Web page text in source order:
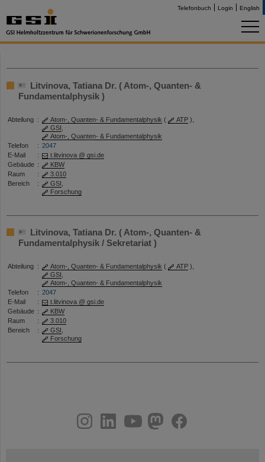
Telefonbuch Login English
Litvinova, Tatiana Dr. ( Atom-, Quanten- &
Fundamentalphysik )
Abteilung : Atom-, Quanten- & Fundamentalphysik ( ATP ),
GSI
Atom-, Quanten- & Fundamentalphysik
Telefon
: 2047
E-Mail
:
t.litvinova @ gsi.de
Gebäude :
KBW
Raum
:
3.010
Bereich
: GSI
Forschung
Litvinova, Tatiana Dr. ( Atom-, Quanten- &
Fundamentalphysik / Sekretariat )
Abteilung : Atom-, Quanten- & Fundamentalphysik ( ATP ),
GSI
Atom-, Quanten- & Fundamentalphysik
Telefon
: 2047
E-Mail
:
t.litvinova @ gsi.de
Gebäude :
KBW
Raum
:
3.010
Bereich
: GSI
Forschung
youtubehelmholtz.socialfacebook